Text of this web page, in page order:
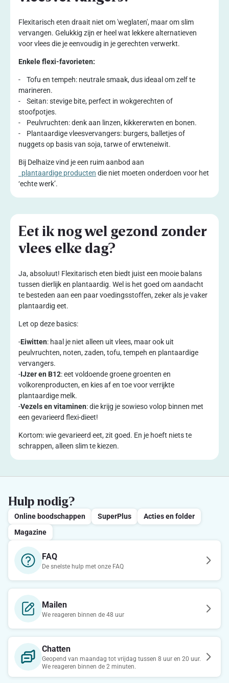
Flexitarisch eten draait niet om 'weglaten', maar om slim
vervangen. Gelukkig zijn er heel wat lekkere alternatieven
voor vlees die je eenvoudig in je gerechten verwerkt.
Enkele flexi-favorieten:
- Tofu en tempeh: neutrale smaak, dus ideaal om zelf te
marineren.
- Seitan: stevige bite, perfect in wokgerechten of
stoofpotjes.
- Peulvruchten: denk aan linzen, kikkererwten en bonen.
- Plantaardige vleesvervangers: burgers, balletjes of
nuggets op basis van soja, tarwe of erwteneiwit.
Bij Delhaize vind je een ruim aanbod aan
plantaardige producten die niet moeten onderdoen voor het
‘echte werk’.
Eet ik nog wel gezond zonder
vlees elke dag?
Ja, absoluut! Flexitarisch eten biedt juist een mooie balans
tussen dierlijk en plantaardig. Wel is het goed om aandacht
te besteden aan een paar voedingsstoffen, zeker als je vaker
plantaardig eet.
Let op deze basics:
-Eiwitten: haal je niet alleen uit vlees, maar ook uit
peulvruchten, noten, zaden, tofu, tempeh en plantaardige
vervangers.
-IJzer en B12: eet voldoende groene groenten en
volkorenproducten, en kies af en toe voor verrijkte
plantaardige melk.
-Vezels en vitaminen: die krijg je sowieso volop binnen met
een gevarieerd flexi-dieet!
Kortom: wie gevarieerd eet, zit goed. En je hoeft niets te
schrappen, alleen slim te kiezen.
Hulp nodig?
Online boodschappen SuperPlus
Acties en folder
Magazine
FAQ
De snelste hulp met onze FAQ
Mailen
We reageren binnen de 48 uur
Chatten
Geopend van maandag tot vrijdag tussen 8 uur en 20 uur.
We reageren binnen de 2 minuten.